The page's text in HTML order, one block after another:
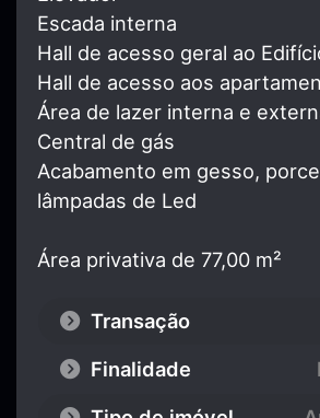
Escada interna
Hall de acesso geral ao
Hall de acesso aos
Área de lazer interna e
Central de gás
Acabamento em gesso,
lâmpadas de Led
Área privativa de 77,00 m²
Transação
Finalidade